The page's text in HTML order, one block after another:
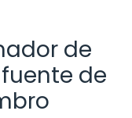
de
de